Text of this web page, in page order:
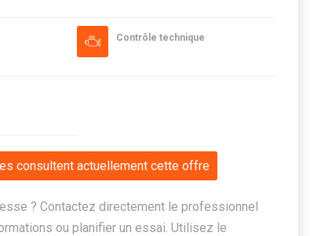
Contrôle technique
consultent actuellement cette offre
? Contactez directement le professionnel
ou planifier un essai. Utilisez le